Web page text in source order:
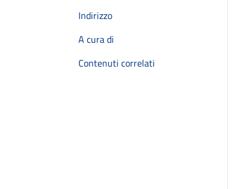
Indirizzo
A cura di
Contenuti correlati